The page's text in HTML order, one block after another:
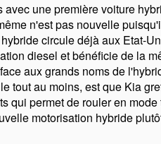
une première voiture
n'est pas nouvelle
circule déjà aux Etat-
diesel et bénéficie de la
aux grands noms de
tout au moins, est que Kia
qui permet de rouler en
motorisation hybride